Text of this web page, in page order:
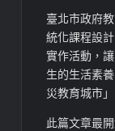
臺北市政府
統化課程設
實作活動，
生的生活素
災教育城市
此篇文章最